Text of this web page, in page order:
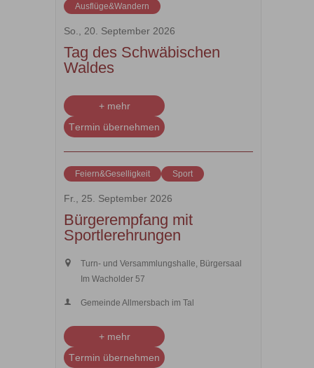
So., 20. September 2026
Tag des Schwäbischen
Waldes
+ mehr
Termin übernehmen
Ausflüge&Wandern
Fr., 25. September 2026
Bürgerempfang mit
Sportlerehrungen
Turn- und Versammlungshalle, Bürgersaal
Im Wacholder 57
Gemeinde Allmersbach im Tal
+ mehr
Termin übernehmen
Feiern&Geselligkeit Sport